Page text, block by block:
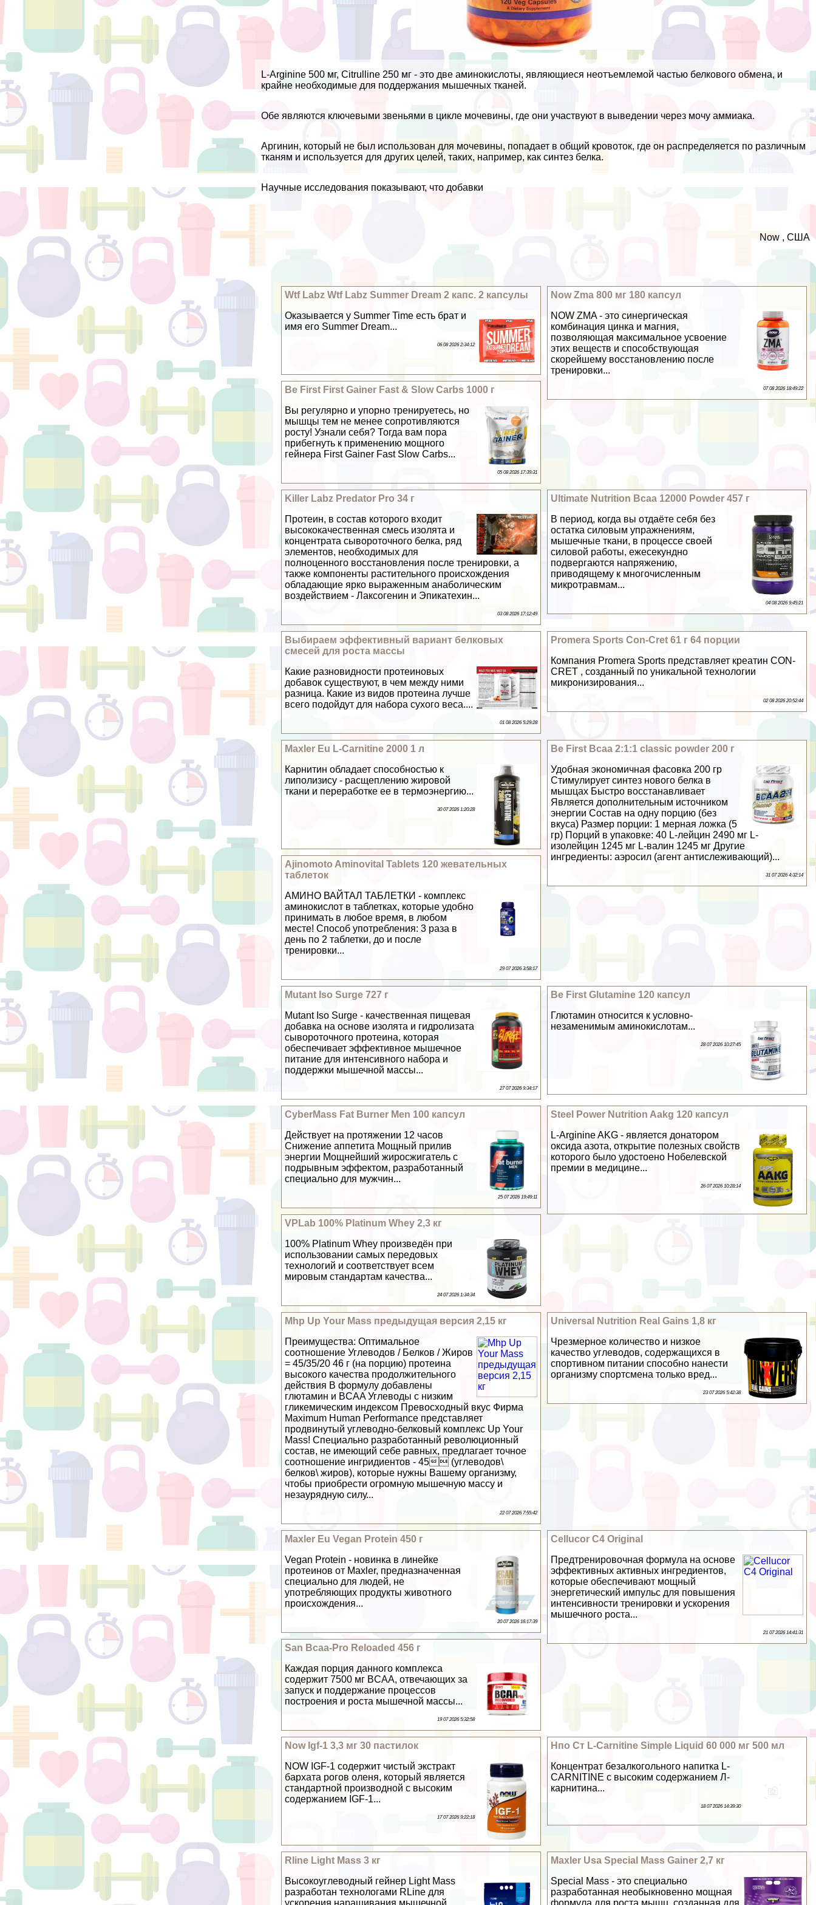
L-Arginine 500 мг, Citrulline 250 мг - это две аминокислоты, являющиеся неотъемлемой частью белкового обмена, и
крайне необходимые для поддержания мышечных тканей.
Обе являются ключевыми звеньями в цикле мочевины, где они участвуют в выведении через мочу аммиака.
Аргинин, который не был использован для мочевины, попадает в общий кровоток, где он распределяется по различным
тканям и используется для других целей, таких, например, как синтез белка.
Научные исследования показывают, что добавки
Now , США
Now Zma 800 мг 180 капсул
NOW ZMA - это синергическая
комбинация цинка и магния,
позволяющая максимальное усвоение
этих веществ и способствующая
скорейшему восстановлению после
тренировки...
07 08 2026 18:49:22
Wtf Labz Wtf Labz Summer Dream 2 капс. 2 капсулы
Оказывается у Summer Time есть брат и
имя его Summer Dream...
06 08 2026 2:34:12
Be First First Gainer Fast & Slow Carbs 1000 г
Вы регулярно и упopно тренируетесь, но
мышцы тем не менее сопротивляются
росту! Узнали себя? Тогда вам пора
прибегнуть к применению мощного
гeйнера First Gainer Fast Slow Carbs...
05 08 2026 17:39:31
Ultimate Nutrition Bcaa 12000 Powder 457 г
В период, когда вы отдаёте себя без
остатка силовым упражнениям,
мышечные ткани, в процессе своей
силовой работы, ежесекундно
подвергаются напряжению,
приводящему к многочисленным
микротравмам...
04 08 2026 9:45:21
Killer Labz Predator Pro 34 г
Протеин, в состав которого входит
высококачественная смесь изолята и
концентрата сывороточного белка, ряд
элементов, необходимых для
полноценного восстановления после тренировки, а
также компоненты растительного происхождения
обладающие ярко выраженным анаболическим
воздействием - Лаксогенин и Эпикатехин...
03 08 2026 17:12:49
Promera Sports Con-Cret 61 г 64 порции
Компания Promera Sports представляет креатин CON-
CRET , созданный по уникальной технологии
микронизирования...
02 08 2026 20:52:44
Выбираем эффективный вариант белковых
смесей для роста массы
Какие разновидности протеиновых
добавок существуют, в чем между ними
разница. Какие из видов протеина лучше
всего подойдут для набора сухого веса....
01 08 2026 5:29:28
Be First Bcaa 2:1:1 classic powder 200 г
Удобная экономичная фасовка 200 гр
Стимулирует синтез нового белка в
мышцах Быстро восстанавливает
Является дополнительным источником
энергии Состав на одну порцию (без
вкуса) Размер порции: 1 мерная ложка (5
гр) Порций в упаковке: 40 L-лейцин 2490 мг L-
изолейцин 1245 мг L-валин 1245 мг Другие
ингредиенты: аэросил (агент антислеживающий)...
31 07 2026 4:32:14
Maxler Eu L-Carnitine 2000 1 л
Карнитин обладает способностью к
липолизису - расщеплению жировой
ткани и переработке ее в термоэнергию...
30 07 2026 1:20:28
Ajinomoto Aminovital Tablets 120 жевательных
таблеток
АМИНО ВАЙТАЛ ТАБЛЕТКИ - комплекс
аминокислот в таблетках, которые удобно
принимать в любое время, в любом
месте! Способ употрeбления: 3 раза в
день по 2 таблетки, до и после
тренировки...
29 07 2026 3:58:17
Be First Glutamine 120 капсул
Глютамин относится к условно-
незаменимым аминокислотам...
28 07 2026 10:27:45
Mutant Iso Surge 727 г
Mutant Iso Surge - качественная пищевая
добавка на основе изолята и гидролизата
сывороточного протеина, которая
обеспечивает эффективное мышечное
питание для интенсивного набора и
поддержки мышечной массы...
27 07 2026 9:34:17
Steel Power Nutrition Aakg 120 капсул
L-Arginine AKG - является донатором
оксида азота, открытие полезных свойств
которого было удостоено Нобелевской
премии в медицине...
26 07 2026 10:28:14
CyberMass Fat Burner Men 100 капсул
Действует на протяжении 12 часов
Снижение аппетита Мощный прилив
энергии Мощнейший жиросжигатель с
подрывным эффектом, разработанный
специально для мужчин...
25 07 2026 19:49:11
VPLab 100% Platinum Whey 2,3 кг
100% Platinum Whey произведён при
использовании самых передовых
технологий и соответствует всем
мировым стандартам качества...
24 07 2026 1:34:34
Universal Nutrition Real Gains 1,8 кг
Чрезмерное количество и низкое
качество углеводов, содержащихся в
спортивном питании способно нанести
организму спортсмена только вред...
23 07 2026 5:42:38
Mhp Up Your Mass предыдущая версия 2,15 кг
Преимущества: Оптимальное
соотношение Углеводов / Белков / Жиров
= 45/35/20 46 г (на порцию) протеина
высокого качества продолжительного
действия В формулу добавлены
глютамин и BCAA Углеводы с низким
гликемическим индексом Превосходный вкус Фирма
Maximum Human Performance представляет
продвинутый углеводно-белковый комплекс Up Your
Mass! Специально разработанный революционный
состав, не имеющий себе равных, предлагает точное
соотношение ингридиентов - 45 (углеводов\
белков\ жиров), которые нужны Вашему организму,
чтобы приобрести огромную мышечную массу и
незаурядную силу...
22 07 2026 7:55:42
Cellucor C4 Original
Предтренировочная формула на основе
эффективных активных ингредиентов,
которые обеспечивают мощный
энергетический импульс для повышения
интенсивности тренировки и ускорения
мышечного роста...
21 07 2026 14:41:31
Maxler Eu Vegan Protein 450 г
Vegan Protein - новинка в линейке
протеинов от Maxler, предназначенная
специально для людей, не
употрeбляющих продукты животного
происхождения...
20 07 2026 16:17:39
San Bcaa-Pro Reloaded 456 г
Каждая порция данного комплекса
содержит 7500 мг BCAA, отвечающих за
запуск и поддержание процессов
построения и роста мышечной массы...
19 07 2026 5:32:58
Нпо Ст L-Carnitine Simple Liquid 60 000 мг 500 мл
Концентрат безалкогольного напитка L-
CARNITINE с высоким содержанием Л-
карнитина...
18 07 2026 14:39:30
Now Igf-1 3,3 мг 30 пастилок
NOW IGF-1 содержит чистый экстpaкт
бархата рогов оленя, который является
стандартной производной с высоким
содержанием IGF-1...
17 07 2026 9:22:18
Maxler Usa Special Mass Gainer 2,7 кг
Special Mass - это специально
разработанная необыкновенно мощная
формула для роста мышц, созданная для
Rline Light Mass 3 кг
Высокоуглеводный гeйнер Light Mass
разработан технологами RLine для
ускорения наращивания мышечной